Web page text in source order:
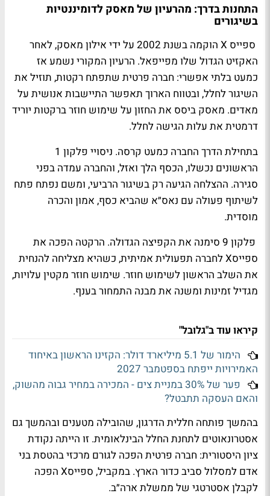
התחנות בדרך: מהרעיון של מאסק לדומיננטיות
בשיגורים
ספייס X הוקמה בשנת 2002 על ידי אילון מאסק, לאחר
האקזיט הגדול שלו מפייפאל. הרעיון המקורי נשמע אז
כמעט בלתי אפשרי: חברה פרטית שתפתח רקטות, תוזיל את
השיגור לחלל, ובטווח הארוך תאפשר התיישבות אנושית על
מאדים. מאסק ביסס את החזון על שימוש חוזר ברקטות יוריד
דרמטית את עלות הגישה לחלל.
בתחילת הדרך החברה כמעט קרסה. ניסויי פלקון 1
הראשונים נכשלו, הכסף הלך ואזל, והחברה עמדה בפני
סגירה. ההצלחה הגיעה רק בשיגור הרביעי, ומשם נפתח פתח
לשיתוף פעולה עם נאס״א שהביא כסף, אמון והכרה
מוסדית.
פלקון 9 סימנה את הקפיצה הגדולה. הרקטה הפכה את
ספייסX לחברה תפעולית אמיתית, כשהיא מצליחה להנחית
את השלב הראשון לשימוש חוזר. שימוש חוזר מקטין עלויות,
מגדיל זמינות ומשנה את מבנה התמחור בענף.
קיראו עוד ב"גלובל"
הימור של 5.1 מיליארד דולר: הקזינו הראשון באיחוד
האמירויות ייפתח בספטמבר 2027
פער של 30% במניית צים - המכירה במחיר גבוה מהשוק,
והאם העסקה תתבטל?
בהמשך פותחה חללית הדרגון, שהובילה מטענים ובהמשך גם
אסטרונאוטים לתחנת החלל הבינלאומית. זו הייתה נקודת
ציון היסטורית: חברה פרטית הפכה לגורם מרכזי בהטסת בני
אדם למסלול סביב כדור הארץ. במקביל, ספייסX הפכה
לקבלן אסטרטגי של ממשלת ארה״ב.